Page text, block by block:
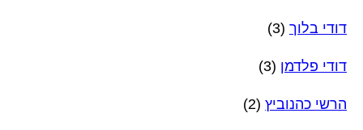
דודי בלוך (3)
דודי פלדמן (3)
הרשי כהנוביץ (2)